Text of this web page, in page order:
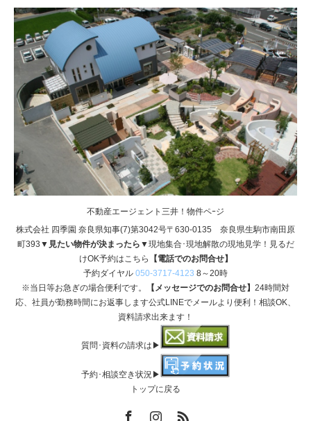
不動産エージェント三井！物件ペｰジ
株式会社 四季園 奈良県知事(7)第3042号〒630-0135 奈良県生駒市南田原
町393 ▼見たい物件が決まったら▼現地集合･現地解散の現地見学！見るだ
けOK予約はこちら
【電話でのお問合せ】
予約ダイヤル 050-3717-4123 8～20時
※当日等お急ぎの場合便利です。
【メッセージでのお問合せ】 24時間対
応、社員が勤務時間にお返事します公式LINEでメールより便利！相談OK、
資料請求出来ます！
質問･資料の請求は▶
予約･相談空き状況▶
トップに戻る